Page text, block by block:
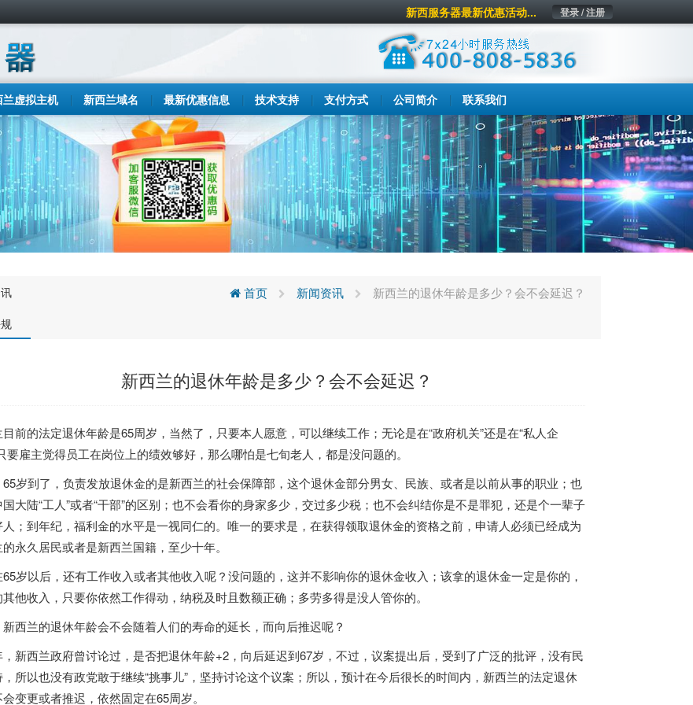
登录 / 注册
新西服务器最新优惠活动...
兰虚拟主机 新西兰域名 最新优惠信息 技术支持 支付方式 公司简介 联系我们
首页 新闻资讯 新西兰的退休年龄是多少？会不会延迟？
新西兰的退休年龄是多少？会不会延迟？
前的法定退休年龄是65周岁，当然了，只要本人愿意，可以继续工作；无论是在“政府机关”还是在“私人企
要雇主觉得员工在岗位上的绩效够好，那么哪怕是七旬老人，都是没问题的。
65岁到了，负责发放退休金的是新西兰的社会保障部，这个退休金部分男女、民族、或者是以前从事的职业；也
大陆“工人”或者“干部”的区别；也不会看你的身家多少，交过多少税；也不会纠结你是不是罪犯，还是个一辈子
人；到年纪，福利金的水平是一视同仁的。唯一的要求是，在获得领取退休金的资格之前，申请人必须已经成为
永久居民或者是新西兰国籍，至少十年。
岁以后，还有工作收入或者其他收入呢？没问题的，这并不影响你的退休金收入；该拿的退休金一定是你的，
他收入，只要你依然工作得动，纳税及时且数额正确；多劳多得是没人管你的。
西兰的退休年龄会不会随着人们的寿命的延长，而向后推迟呢？
新西兰政府曾讨论过，是否把退休年龄+2，向后延迟到67岁，不过，议案提出后，受到了广泛的批评，没有民
所以也没有政党敢于继续“挑事儿”，坚持讨论这个议案；所以，预计在今后很长的时间内，新西兰的法定退休
变更或者推迟，依然固定在65周岁。